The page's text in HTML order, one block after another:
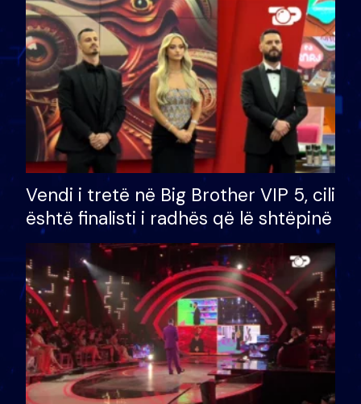
Vendi i tretë në Big Brother VIP 5, cili
është finalisti i radhës që lë shtëpinë